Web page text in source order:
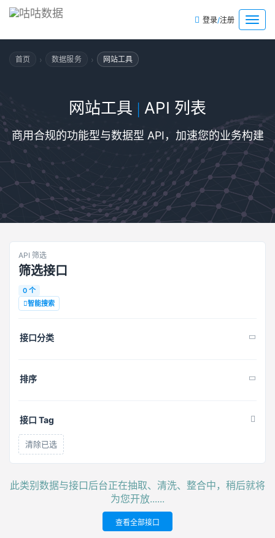
菜
单
登录/注册
首页 › 数据服务 › 网站工具
网站工具 | API 列表
商用合规的功能型与数据型 API，加速您的业务构建
API 筛选
筛选接口
0 个
智能搜索
接口分类
排序
接口 Tag
清除已选
此类别数据与接口后台正在抽取、清洗、整合中，稍后就将
为您开放......
查看全部接口